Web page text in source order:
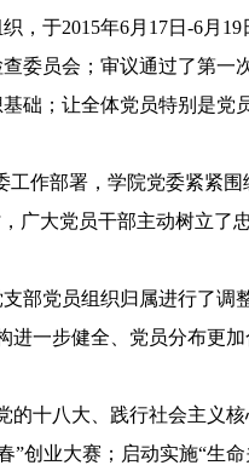
，于2015年6月17日-6月
委员会；审议通过了第
础；让全体党员特别是
部署，学院党委紧紧围
广大党员干部主动树立
党员组织归属进行了调
一步健全、党员分布更
八大、践行社会主义核
”创业大赛；启动实施“生